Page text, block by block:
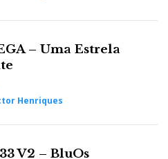
– Uma Estrela
Henriques
V2 – BluOs